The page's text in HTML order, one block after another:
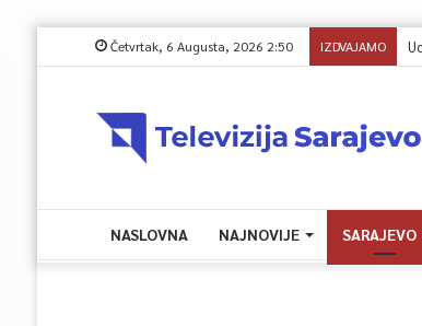
Četvrtak, 6 Augusta, 2026 2:50 IZDVAJAMO
NASLOVNA NAJNOVIJE SARAJEVO